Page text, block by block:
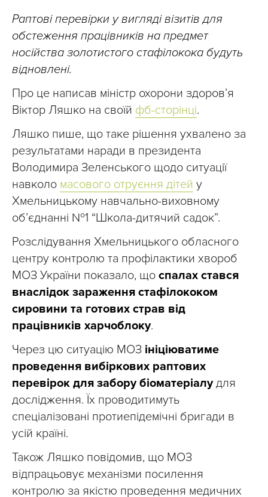
Раптові перевірки у вигляді візитів для
обстеження працівників на предмет
носійства золотистого стафілокока будуть
відновлені.
Про це написав міністр охорони здоров’я
Віктор Ляшко на своїй фб-сторінці.
Ляшко пише, що таке рішення ухвалено за
результатами наради в президента
Володимира Зеленського щодо ситуації
навколо масового отруєння дітей у
Хмельницькому навчально-виховному
об’єднанні №1 “Школа-дитячий садок”.
Розслідування Хмельницького обласного
центру контролю та профілактики хвороб
МОЗ України показало, що спалах стався
внаслідок зараження стафілококом
сировини та готових страв від
працівників харчоблоку.
Через цю ситуацію МОЗ ініціюватиме
проведення вибіркових раптових
перевірок для забору біоматеріалудля
дослідження. Їх проводитимуть
спеціалізовані протиепідемічні бригади в
усій країні.
Також Ляшко повідомив, що МОЗ
відпрацьовує механізми посилення
контролю за якістю проведення медичних